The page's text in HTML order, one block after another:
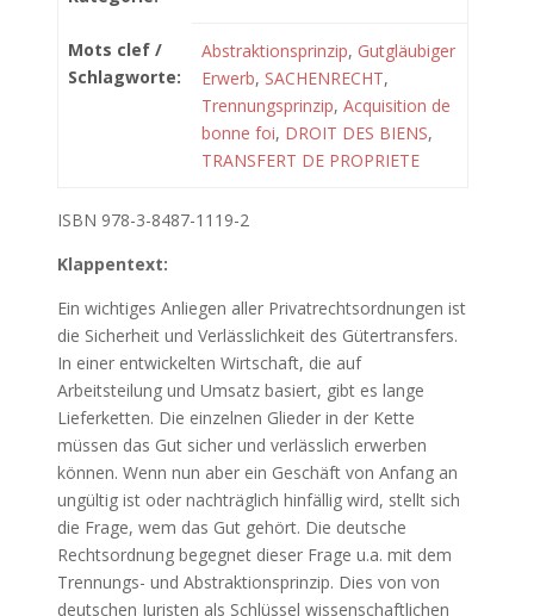
Mots clef /
Schlagworte:
Abstraktionsprinzip, Gutgläubiger
Erwerb, SACHENRECHT,
Trennungsprinzip, Acquisition de
bonne foi, DROIT DES BIENS,
TRANSFERT DE PROPRIETE
ISBN 978-3-8487-1119-2
Klappentext:
Ein wichtiges Anliegen aller Privatrechtsordnungen ist
die Sicherheit und Verlässlichkeit des Gütertransfers.
In einer entwickelten Wirtschaft, die auf
Arbeitsteilung und Umsatz basiert, gibt es lange
Lieferketten. Die einzelnen Glieder in der Kette
müssen das Gut sicher und verlässlich erwerben
können. Wenn nun aber ein Geschäft von Anfang an
ungültig ist oder nachträglich hinfällig wird, stellt sich
die Frage, wem das Gut gehört. Die deutsche
Rechtsordnung begegnet dieser Frage u.a. mit dem
Trennungs- und Abstraktionsprinzip. Dies von von
deutschen Juristen als Schlüssel wissenschaftlichen